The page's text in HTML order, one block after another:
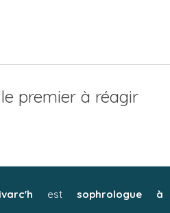
premier à réagir
est sophrologue à